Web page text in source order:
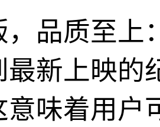
，品质至上
最新上映的
意味着用户